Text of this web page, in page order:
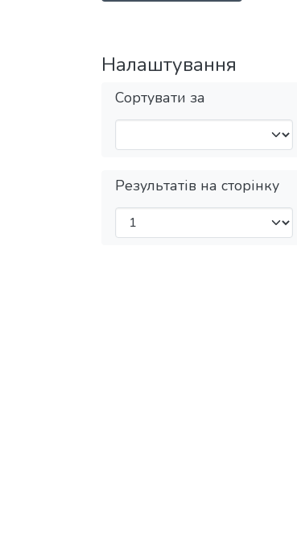
Налаштування
Сортувати за
Результатів на сторінку